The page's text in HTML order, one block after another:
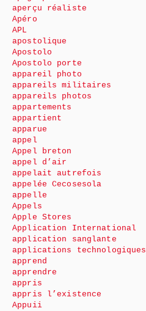
aperçu réaliste
Apéro
APL
apostolique
Apostolo
Apostolo porte
appareil photo
appareils militaires
appareils photos
appartements
appartient
apparue
appel
Appel breton
appel d’air
appelait autrefois
appelée Cecosesola
appelle
Appels
Apple Stores
Application International
application sanglante
applications technologiques
apprend
apprendre
appris
appris l’existence
Appuii